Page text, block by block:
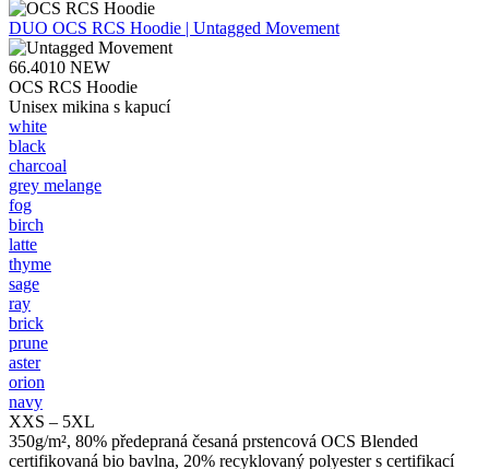
DUO OCS RCS Hoodie | Untagged Movement
66.4010 NEW
OCS RCS Hoodie
Unisex mikina s kapucí
white
black
charcoal
grey melange
fog
birch
latte
thyme
sage
ray
brick
prune
aster
orion
navy
XXS – 5XL
350g/m², 80% předepraná česaná prstencová OCS Blended
certifikovaná bio bavlna, 20% recyklovaný polyester s certifikací